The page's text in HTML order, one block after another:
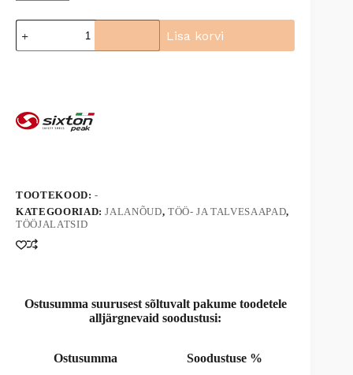
Poolsaapad
Sixton
Peak
kogus
Lisa korvi
r
n
e
:
TOOTEKOOD:-
KATEGOORIAD:JALANÕUD, TÖÖ- JA TALVESAAPAD,
TÖÖJALATSID
Ostusumma suurusest sõltuvalt pakume toodetele
alljärgnevaid soodustusi:
Ostusumma Soodustuse %